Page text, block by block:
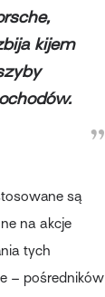
kijem
są
na akcje
tych
– pośredników